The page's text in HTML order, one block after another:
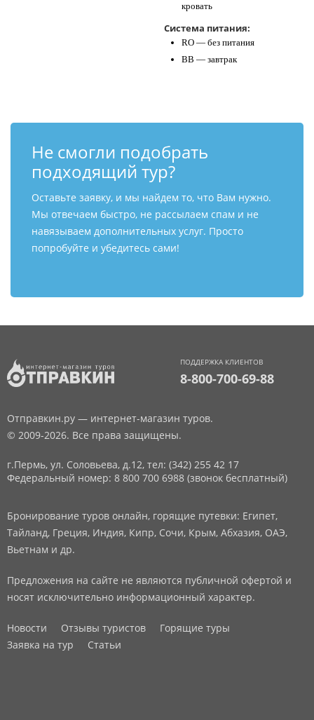
кровать
Система питания:
RO — без питания
BB — завтрак
Не смогли подобрать
подходящий тур?
Оставьте заявку, и мы найдем то, что Вам нужно.
Мы отвечаем быстро, не рассылаем спам и не
навязываем дополнительных услуг. Просто
попробуйте и убедитесь сами!
ПОДДЕРЖКА КЛИЕНТОВ
8-800-700-69-88
Отправкин.ру — интернет-магазин туров.
© 2009-2026. Все права защищены.
г.Пермь, ул. Соловьева, д.12, тел: (342) 255 42 17
Федеральный номер: 8 800 700 6988 (звонок бесплатный)
Бронирование туров онлайн, горящие путевки: Египет,
Тайланд, Греция, Индия, Кипр, Сочи, Крым, Абхазия, ОАЭ,
Вьетнам и др.
Предложения на сайте не являются публичной офертой и
носят исключительно информационный характер.
Новости Отзывы туристов
Горящие туры
Заявка на тур
Статьи